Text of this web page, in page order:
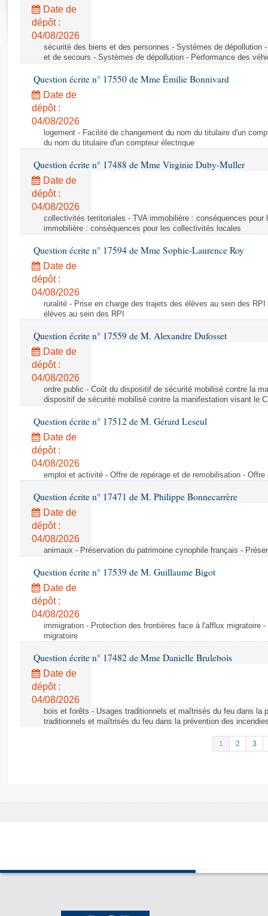
Rapports législatifs
Rapports sur l'application des lois
Baromètre de l’application des lois
Dossiers législatifs
Budget et sécurité sociale
Questions écrites et orales
Comptes rendus des débats
Date de
dépôt :
04/08/2026
sécurité des biens et des personnes - Systèmes de dépollution
et de secours - Systèmes de dépollution - Performance des
Question écrite n° 17550 de Mme Émilie Bonnivard
Date de
dépôt :
04/08/2026
logement - Facilité de changement du nom du titulaire d'un
du nom du titulaire d'un compteur électrique
Question écrite n° 17488 de Mme Virginie Duby-Muller
Date de
dépôt :
04/08/2026
collectivités territoriales - TVA immobilière : conséquences
immobilière : conséquences pour les collectivités locales
Question écrite n° 17594 de Mme Sophie-Laurence Roy
Date de
dépôt :
04/08/2026
ruralité - Prise en charge des trajets des élèves au sein des
élèves au sein des RPI
Question écrite n° 17559 de M. Alexandre Dufosset
Date de
dépôt :
04/08/2026
ordre public - Coût du dispositif de sécurité mobilisé contre la
dispositif de sécurité mobilisé contre la manifestation visant le
Question écrite n° 17512 de M. Gérard Leseul
Date de
dépôt :
04/08/2026
emploi et activité - Offre de repérage et de remobilisation -
Question écrite n° 17471 de M. Philippe Bonnecarrère
Date de
dépôt :
04/08/2026
animaux - Préservation du patrimoine cynophile français -
Question écrite n° 17539 de M. Guillaume Bigot
Date de
dépôt :
04/08/2026
immigration - Protection des frontières face à l'afflux migratoire
migratoire
Question écrite n° 17482 de Mme Danielle Brulebois
Date de
dépôt :
04/08/2026
bois et forêts - Usages traditionnels et maîtrisés du feu dans la
traditionnels et maîtrisés du feu dans la prévention des
1 2 3